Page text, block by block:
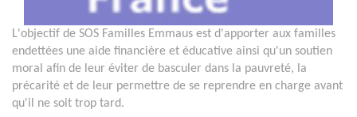
L'objectif de SOS Familles Emmaus est d'apporter aux familles
endettées une aide financière et éducative ainsi qu'un soutien
moral afin de leur éviter de basculer dans la pauvreté, la
précarité et de leur permettre de se reprendre en charge avant
qu'il ne soit trop tard.